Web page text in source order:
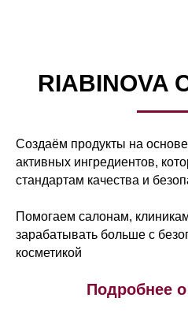
RIABINOVA
Создаём продукты на
активных ингредиентов,
стандартам качества и
Помогаем салонам,
зарабатывать больше с
косметикой
Подробнее